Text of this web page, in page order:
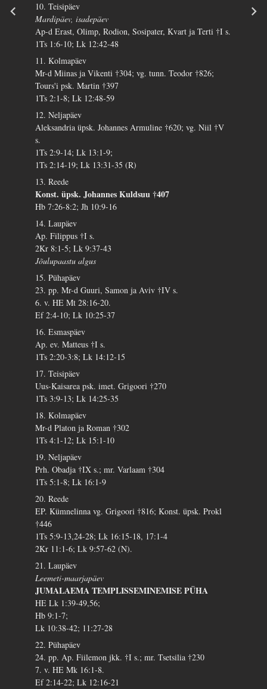
10. Teisipäev
Mardipäev, isadepäev
Ap-d Erast, Olimp, Rodion, Sosipater, Kvart ja Terti †I s.
1Ts 1:6-10; Lk 12:42-48
11. Kolmapäev
Mr-d Miinas ja Vikenti †304; vg. tunn. Teodor †826;
Tours'i psk. Martin †397
1Ts 2:1-8; Lk 12:48-59
12. Neljapäev
Aleksandria üpsk. Johannes Armuline †620; vg. Niil †V
s.
1Ts 2:9-14; Lk 13:1-9;
1Ts 2:14-19; Lk 13:31-35 (R)
13. Reede
Konst. üpsk. Johannes Kuldsuu †407
Hb 7:26-8:2; Jh 10:9-16
14. Laupäev
Ap. Filippus †I s.
2Kr 8:1-5; Lk 9:37-43
Jõulupaastu algus
15. Pühapäev
23. pp. Mr-d Guuri, Samon ja Aviv †IV s.
6. v. HE Mt 28:16-20.
Ef 2:4-10; Lk 10:25-37
16. Esmaspäev
Ap. ev. Matteus †I s.
1Ts 2:20-3:8; Lk 14:12-15
17. Teisipäev
Uus-Kaisarea psk. imet. Grigoori †270
1Ts 3:9-13; Lk 14:25-35
18. Kolmapäev
Mr-d Platon ja Roman †302
1Ts 4:1-12; Lk 15:1-10
19. Neljapäev
Prh. Obadja †IX s.; mr. Varlaam †304
1Ts 5:1-8; Lk 16:1-9
20. Reede
EP. Kümnelinna vg. Grigoori †816; Konst. üpsk. Prokl
†446
1Ts 5:9-13,24-28; Lk 16:15-18, 17:1-4
2Kr 11:1-6; Lk 9:57-62 (N).
21. Laupäev
Leemeti-maarjapäev
JUMALAEMA TEMPLISSEMINEMISE PÜHA
HE Lk 1:39-49,56;
Hb 9:1-7;
Lk 10:38-42; 11:27-28
22. Pühapäev
24. pp. Ap. Fiilemon jkk. †I s.; mr. Tsetsilia †230
7. v. HE Mk 16:1-8.
Ef 2:14-22; Lk 12:16-21